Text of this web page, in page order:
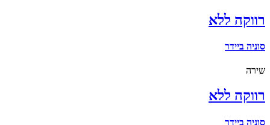
רווקה ללא
סוניה ביידר
שירה
רווקה ללא
סוניה ביידר